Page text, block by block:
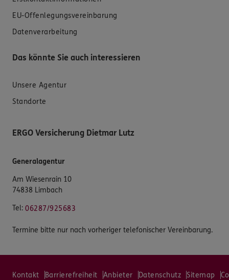
EU-Offenlegungsvereinbarung
Datenverarbeitung
Das könnte Sie auch interessieren
Unsere Agentur
Standorte
ERGO Versicherung Dietmar Lutz
Generalagentur
Am Wiesenrain 10
74838 Limbach
Tel: 06287/925683
Termine bitte nur nach vorheriger telefonischer Vereinbarung.
Kontakt Barrierefreiheit Anbieter Datenschutz Sitemap